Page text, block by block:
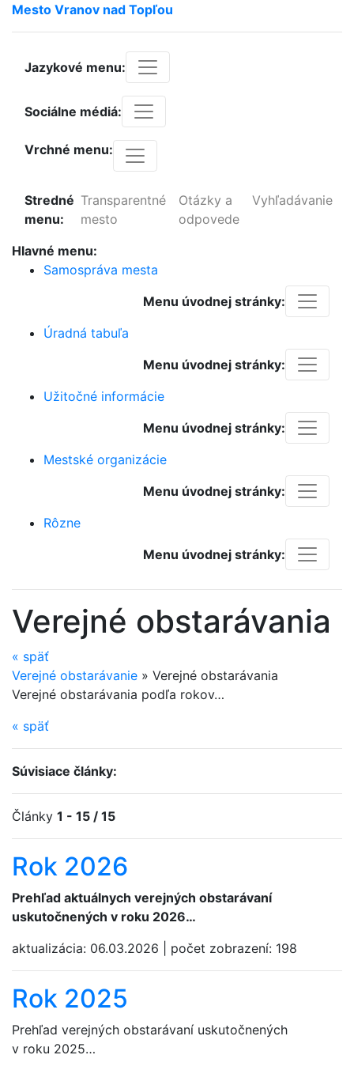
Mesto Vranov nad Topľou
Jazykové menu:
Sociálne médiá:
Vrchné menu:
Stredné
menu:
Transparentné
mesto
Otázky a
odpovede
Vyhľadávanie
Hlavné menu:
Samospráva mesta
Menu úvodnej stránky:
Úradná tabuľa
Menu úvodnej stránky:
Užitočné informácie
Menu úvodnej stránky:
Mestské organizácie
Menu úvodnej stránky:
Rôzne
Menu úvodnej stránky:
Verejné obstarávania
« späť
Verejné obstarávanie » Verejné obstarávania
Verejné obstarávania podľa rokov…
« späť
Súvisiace články:
Články 1 - 15 / 15
Rok 2026
Prehľad aktuálnych verejných obstarávaní
uskutočnených v roku 2026…
aktualizácia: 06.03.2026 počet zobrazení: 198
Rok 2025
Prehľad verejných obstarávaní uskutočnených
v roku 2025…